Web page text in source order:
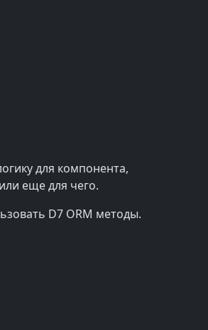
для компонента,
еще для чего.
D7 ORM методы.